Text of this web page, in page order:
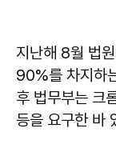
지난해 8월 법
90%를 차지하
후 법무부는 크
등을 요구한 바